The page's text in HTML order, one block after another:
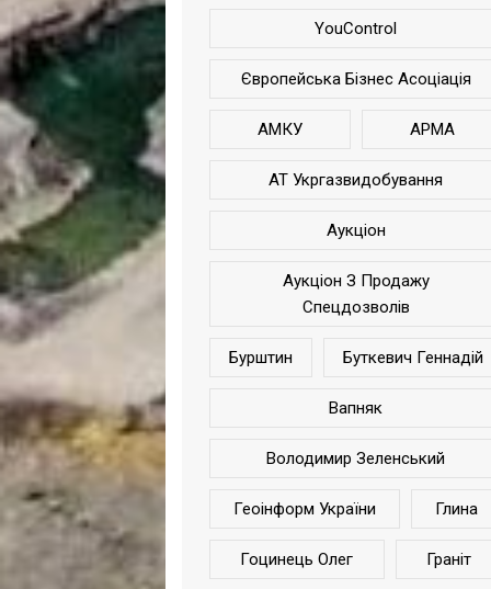
YouControl
Європейська Бізнес Асоціація
АМКУ АРМА
АТ Укргазвидобування
Аукціон
Аукціон З Продажу
Спецдозволів
Бурштин Буткевич Геннадій
Вапняк
Володимир Зеленський
Геоінформ України Глина
Гоцинець Олег Граніт